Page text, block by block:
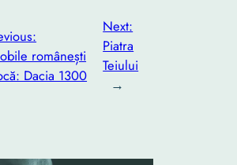
românești
Dacia 1300
Next:
Piatra
Teiului
→